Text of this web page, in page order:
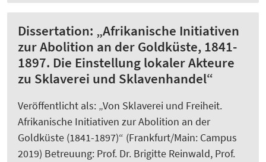
Dissertation: „Afrikanische Initiativen
zur Abolition an der Goldküste, 1841-
1897. Die Einstellung lokaler Akteure
zu Sklaverei und Sklavenhandel“
Veröffentlicht als: „Von Sklaverei und Freiheit.
Afrikanische Initiativen zur Abolition an der
Goldküste (1841-1897)“ (Frankfurt/Main: Campus
2019) Betreuung: Prof. Dr. Brigitte Reinwald, Prof.